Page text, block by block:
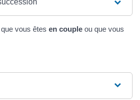
vous êtes en couple ou que vous